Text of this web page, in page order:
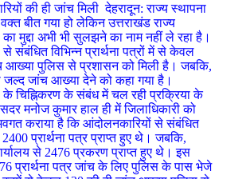
की ही जांच मिली देहरादून: राज्य स्थापना
बीत गया हो लेकिन उत्तराखंड राज्य
मुद्दा अभी भी सुलझने का नाम नहीं ले रहा है।
संबंधित विभिन्न प्रार्थना पत्रों में से केवल
आख्या पुलिस से प्रशासन को मिली है। जबकि,
जल्द जांच आख्या देने को कहा गया है।
के चिह्निकरण के संबंध में चल रही प्रक्रिया के
मनोज कुमार हाल ही में जिलाधिकारी को
कराया है कि आंदोलनकारियों से संबंधित
2400 प्रार्थना पत्र प्राप्त हुए थे। जबकि,
से 2476 प्रकरण प्राप्त हुए थे। इस
प्रार्थना पत्र जांच के लिए पुलिस के पास भेजे